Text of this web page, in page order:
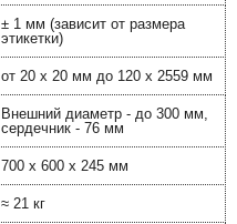
± 1 мм (зависит от размера
этикетки)
от 20 x 20 мм до 120 x 2559 мм
Внешний диаметр - до 300 мм,
сердечник - 76 мм
700 x 600 x 245 мм
≈ 21 кг